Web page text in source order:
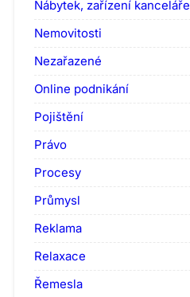
Nábytek, zařízení kanceláře
Nemovitosti
Nezařazené
Online podnikání
Pojištění
Právo
Procesy
Průmysl
Reklama
Relaxace
Řemesla